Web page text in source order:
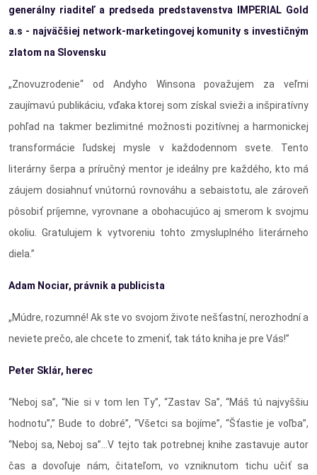
generálny riaditeľ a predseda predstavenstva IMPERIAL Gold
a.s - najväčšiej network-marketingovej komunity s investičným
zlatom na Slovensku
„Znovuzrodenie“ od Andyho Winsona považujem za veľmi
zaujímavú publikáciu, vďaka ktorej som získal svieži a inšpiratívny
pohľad na takmer bezlimitné možnosti pozitívnej a harmonickej
transformácie ľudskej mysle v každodennom svete. Tento
literárny šerpa a príručný mentor je ideálny pre každého, kto má
záujem dosiahnuť vnútornú rovnováhu a sebaistotu, ale zároveň
pôsobiť príjemne, vyrovnane a obohacujúco aj smerom k svojmu
okoliu. Gratulujem k vytvoreniu tohto zmysluplného literárneho
diela.”
Adam Nociar, právnik a publicista
„Múdre, rozumné! Ak ste vo svojom živote nešťastní, nerozhodní a
neviete prečo, ale chcete to zmeniť, tak táto kniha je pre Vás!”
Peter Skl ár, herec
“Neboj sa”, “Nie si v tom len Ty”, “Zastav Sa”, “Máš tú najvyššiu
hodnotu”,” Bude to dobré”, “Všetci sa bojíme”, “Šťastie je voľba”,
“Neboj sa, Neboj sa”…V tejto tak potrebnej knihe zastavuje autor
čas a dovoľuje nám, čitateľom, vo vzniknutom tichu učiť sa